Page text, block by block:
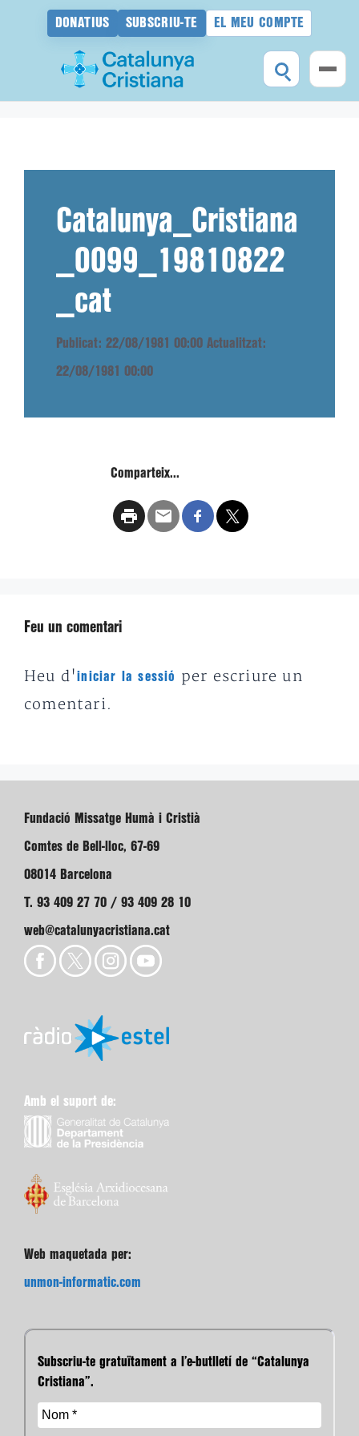
DONATIUS SUBSCRIU-TE EL MEU COMPTE
Catalunya_Cristiana
_0099_19810822
_cat
Publicat: 22/08/1981 00:00 Actualitzat:
22/08/1981 00:00
Comparteix...
Feu un comentari
Heu d'iniciar la sessió
per escriure un
comentari.
Fundació Missatge Humà i Cristià
Comtes de Bell-lloc, 67-69
08014 Barcelona
T. 93 409 27 70 / 93 409 28 10
web@catalunyacristiana.cat
Amb el suport de:
Web maquetada per:
unmon-informatic.com
Subscriu-te gratuïtament a l’e-butlletí de “Catalunya
Cristiana”.